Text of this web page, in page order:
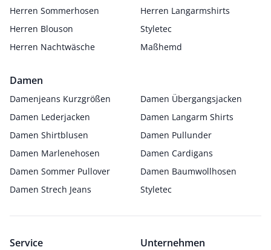
Herren Sommerhosen
Herren Langarmshirts
Herren Blouson
Styletec
Herren Nachtwäsche
Maßhemd
Damen
Damenjeans Kurzgrößen
Damen Übergangsjacken
Damen Lederjacken
Damen Langarm Shirts
Damen Shirtblusen
Damen Pullunder
Damen Marlenehosen
Damen Cardigans
Damen Sommer Pullover
Damen Baumwollhosen
Damen Strech Jeans
Styletec
Service Unternehmen